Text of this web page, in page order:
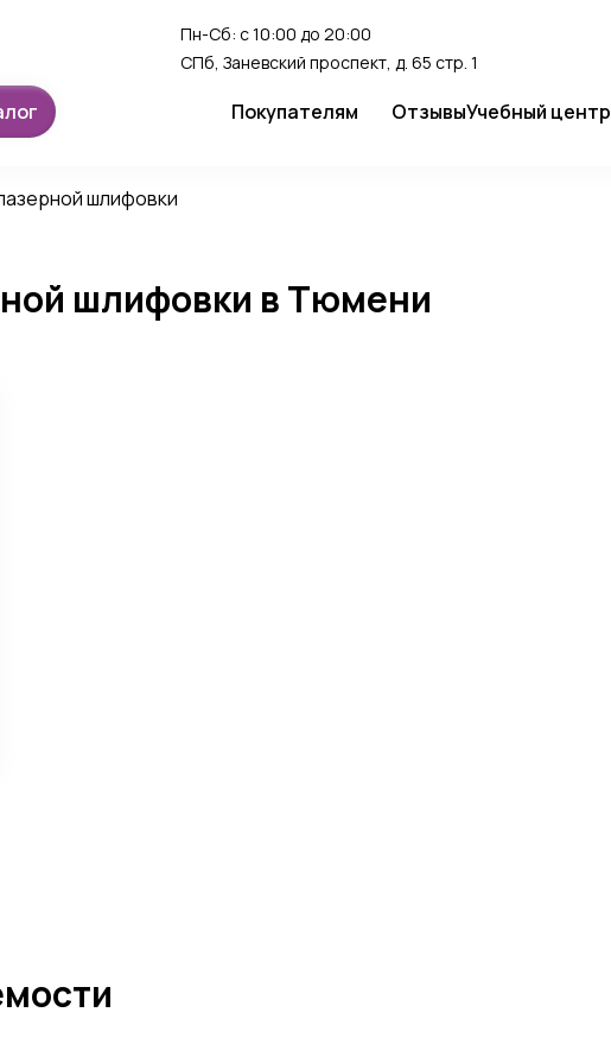
Пн-Сб: с 10:00 до 20:00
СПб, Заневский проспект, д. 65 стр. 1
Покупателям
FAQ
ОтзывыУчебный центр
шлифовки
шлифовки в Тюмени